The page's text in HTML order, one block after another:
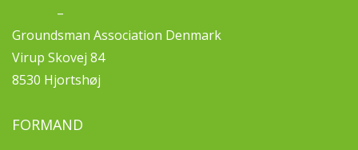
–
Groundsman Association Denmark
Virup Skovej 84
8530 Hjortshøj
FORMAND